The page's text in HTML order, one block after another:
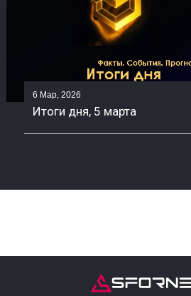
6 Мар, 2026
Итоги дня, 5 марта